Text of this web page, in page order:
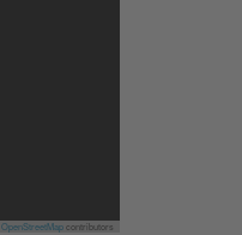
OpenStreetMapcontributors